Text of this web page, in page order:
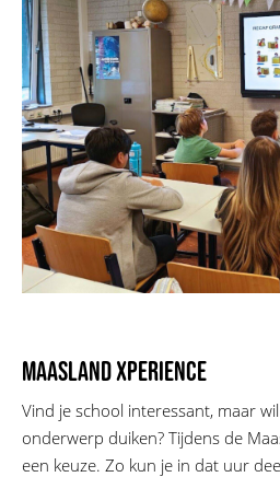
Maasland Xperience
Vind je school interessant, maar
onderwerp duiken? Tijdens de
een keuze. Zo kun je in dat uur